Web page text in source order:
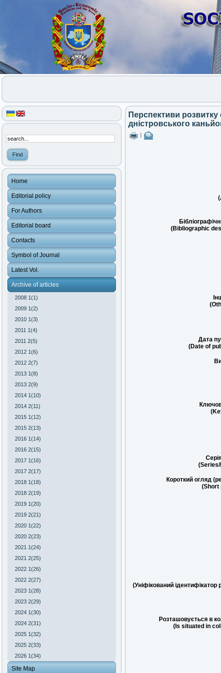
Home
Editorial policy
For Authors
Editorial board
Contacts
Symbol of Journal
Latest Vol.
Archive of articles
2008 1(1)
2009 1(2)
2010 1(3)
2011 1(4)
2011 2(5)
2012 1(6)
2012 2(7)
2013 1(8)
2013 2(9)
2014 1(10)
2014 2(11)
2015 1(12)
2015 2(13)
2016 1(14)
2016 2(15)
2017 1(16)
2017 2(17)
2018 1(18)
2018 2(19)
2019 1(20)
2019 2(21)
2020 1(22)
2020 2(23)
2021 1(24)
2021 2(25)
2022 1(26)
2022 2(27)
2023 1(28)
2023 2(29)
2024 1(30)
2024 2(31)
2025 1(32)
2025 2(33)
2026 1(34)
Site Map
Перспективи розвитку
дністровського
(Bibliographic
Дата
(Date of
Короткий огляд
(Short
(Уніфікований ідентифікатор
Розташовується в
(Is situated in